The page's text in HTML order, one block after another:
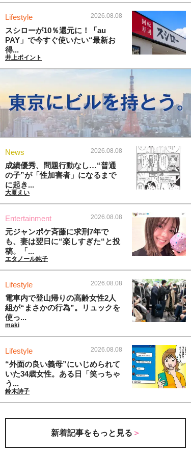
Lifestyle 2026.08.08
スシローが10％還元に！「au
PAY」で今すぐ使いたい“最新お
得...
井上ポイント
News 2026.08.08
成績優秀、問題行動なし…“普通
の子”が「性加害者」になるまで
に起き...
大夏えい
Entertainment 2026.08.08
元ジャンポケ斉藤に求刑7年で
も、妻は翌日に“楽しすぎた“と投
稿。「...
エタノール純子
Lifestyle 2026.08.08
電車内で登山帰りの高齢女性2人
組が“まさかの行為”。リュックを
使っ...
maki
Lifestyle 2026.08.08
“外面の良い義母”にいじめられて
いた34歳女性。ある日「笑っちゃ
う...
鈴木詩子
新着記事をもっと見る